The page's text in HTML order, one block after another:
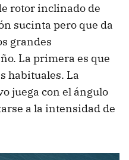
rotor inclinado de
sucinta pero que da
grandes
La primera es que
habituales. La
juega con el ángulo
a la intensidad de